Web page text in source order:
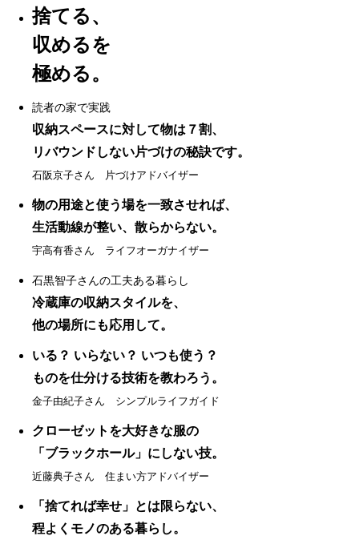
捨てる、
収めるを
極める。
読者の家で実践
収納スペースに対して物は７割、
リバウンドしない片づけの秘訣です。
石阪京子さん 片づけアドバイザー
物の用途と使う場を一致させれば、
生活動線が整い、散らからない。
宇高有香さん ライフオーガナイザー
石黒智子さんの工夫ある暮らし
冷蔵庫の収納スタイルを、
他の場所にも応用して。
いる？ いらない？ いつも使う？
ものを仕分ける技術を教わろう。
金子由紀子さん シンプルライフガイド
クローゼットを大好きな服の
「ブラックホール」にしない技。
近藤典子さん 住まい方アドバイザー
「捨てれば幸せ」とは限らない、
程よくモノのある暮らし。